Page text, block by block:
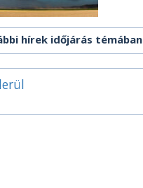
hírek időjárás témában